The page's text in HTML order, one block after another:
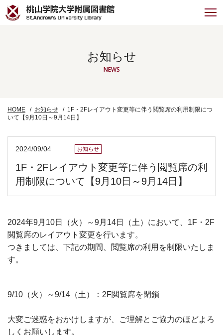
お知らせ
NEWS
HOME お知らせ
1F・2Fレイアウト変更等に伴う閲覧席の利用制限につ
いて【9月10日～9月14日】
2024/09/04 お知らせ
1F・2Fレイアウト変更等に伴う閲覧席の利
用制限について【9月10日～9月14日】
2024年9月10日（火）～9月14日（土）において、1F・2F
閲覧席のレイアウト変更を行います。
つきましては、下記の期間、閲覧席の利用を制限いたしま
す。
9/10（火）～9/14（土）：2F閲覧席を閉鎖
大変ご迷惑をおかけしますが、ご理解とご協力のほどよろ
しくお願いします。